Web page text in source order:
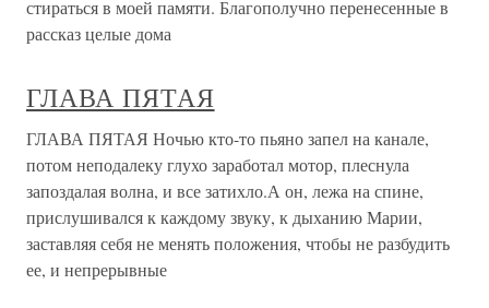
стираться в моей памяти. Благополучно перенесенные в
рассказ целые дома
ГЛАВА ПЯТАЯ
ГЛАВА ПЯТАЯ Ночью кто-то пьяно запел на канале,
потом неподалеку глухо заработал мотор, плеснула
запоздалая волна, и все затихло.А он, лежа на спине,
прислушивался к каждому звуку, к дыханию Марии,
заставляя себя не менять положения, чтобы не разбудить
ее, и непрерывные